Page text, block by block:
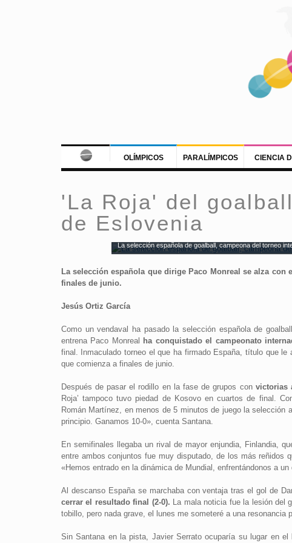
OLÍMPICOS PARALÍMPICOS CIENCIA
'La Roja' del
de Eslovenia
La selección española de goalball, campeona del torneo
La selección española que dirige Paco Monreal se alza
finales de junio.
Jesús Ortiz García
Como un vendaval ha pasado la selección española de
entrena Paco Monreal
ha conquistado el campeonato
final. Inmaculado torneo el que ha firmado España, título que
que comienza a finales de junio.
Después de pasar el rodillo en la fase de grupos con victorias
Roja’ tampoco tuvo piedad de Kosovo en cuartos de final.
Román Martínez, en menos de 5 minutos de juego la selección
principio. Ganamos 10-0», cuenta Santana.
En semifinales llegaba un rival de mayor enjundia, Finlandia,
entre ambos conjuntos fue muy disputado, de los más reñidos
«Hemos entrado en la dinámica de Mundial, enfrentándonos a
Al descanso España se marchaba con ventaja tras el gol de
cerrar el resultado final (2-0). La mala noticia fue la lesión del
tobillo, pero nada grave, el lunes me someteré a una resonancia
Sin Santana en la pista, Javier Serrato ocuparía su lugar en el